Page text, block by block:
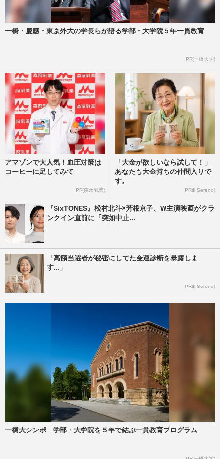
一橋・慶應・東京外大の学長らが語る学部・大学院５年一貫教育
PR(一橋大学)
アマゾンで大人気！血圧対策は
コーヒーに足してみて
PR(森永乳業)
「大金が欲しいなら試して！」
あなたも大金持ちの仲間入りで
す。
PR(Il Sereno)
『SixTONES』松村北斗×芳根京子、W主演映画がクラ
ンクイン直前に「突如中止...
「高額当選者が秘密にしてた金運診断を暴露しま
す...」
PR(Il Sereno)
一橋大シンポ 学部・大学院を５年で結ぶ一貫教育プログラム